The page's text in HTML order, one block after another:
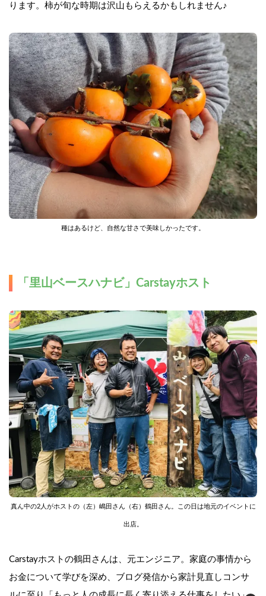
ります。柿が旬な時期は沢山もらえるかもしれません♪
種はあるけど、自然な甘さで美味しかったです。
「里山ベースハナビ」Carstayホスト
真ん中の2人がホストの（左）嶋田さん（右）鶴田さん。この日は地元のイベントに
出店。
Carstayホストの鶴田さんは、元エンジニア。家庭の事情から
お金について学びを深め、ブログ発信から家計見直しコンサ